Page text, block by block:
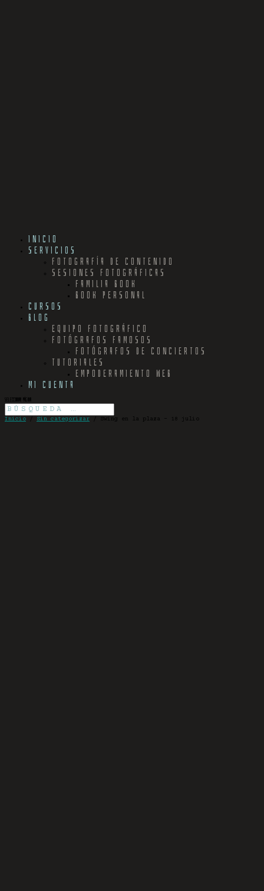
INICIO
SERVICIOS
FOTOGRAFÍA DE CONTENIDO
SESIONES FOTOGRÁFICAS
FAMILIA BOOK
BOOK PERSONAL
CURSOS
BLOG
EQUIPO FOTOGRÁFICO
FOTÓGRAFOS FAMOSOS
FOTÓGRAFOS DE CONCIERTOS
TUTORIALES
EMPODERAMIENTO WEB
MI CUENTA
Seleccionar página
Inicio Sin categorizar / Swing en la plaza – 18 julio